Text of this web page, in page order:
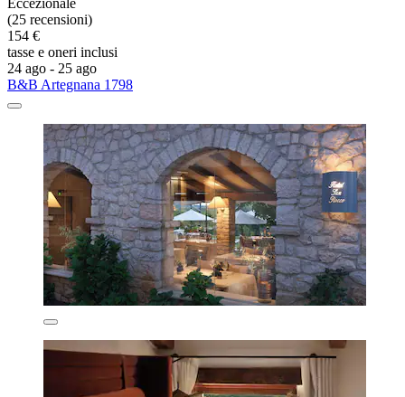
(25 recensioni)
154 €
tasse e oneri inclusi
24 ago - 25 ago
B&B Artegnana 1798